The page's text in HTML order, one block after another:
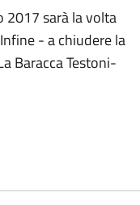
2017 sarà la volta
- a chiudere la
Baracca Testoni-